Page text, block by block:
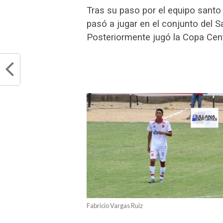
Tras su paso por el equipo
pasó a jugar en el conjunto del
Posteriormente jugó la Copa
Fabricio Vargas Ruiz